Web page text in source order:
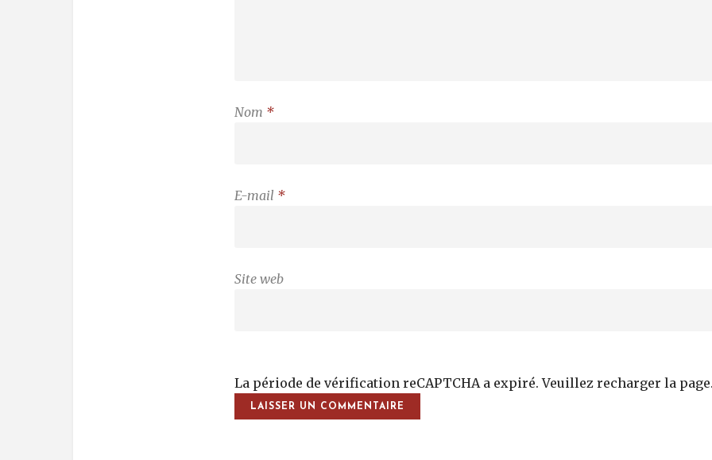
Nom *
E-mail *
Site web
La période de vérification reCAPTCHA a expiré. Veuillez recharger la